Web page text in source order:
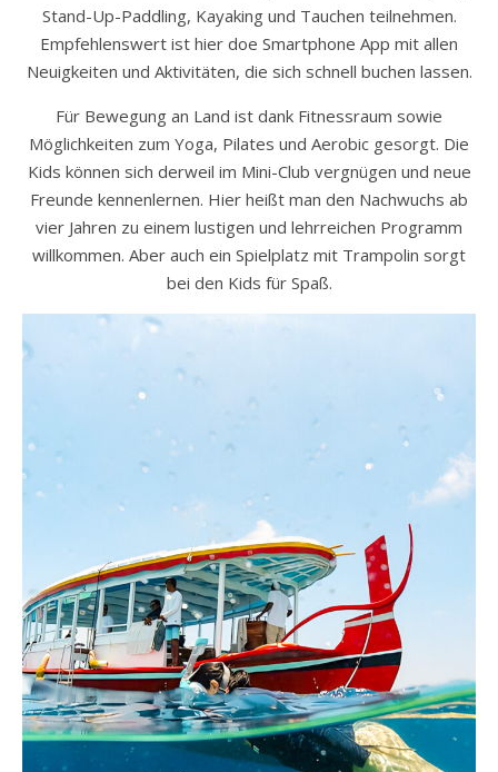
Stand-Up-Paddling, Kayaking und Tauchen teilnehmen.
Empfehlenswert ist hier doe Smartphone App mit allen
Neuigkeiten und Aktivitäten, die sich schnell buchen lassen.
Für Bewegung an Land ist dank Fitnessraum sowie
Möglichkeiten zum Yoga, Pilates und Aerobic gesorgt. Die
Kids können sich derweil im Mini-Club vergnügen und neue
Freunde kennenlernen. Hier heißt man den Nachwuchs ab
vier Jahren zu einem lustigen und lehrreichen Programm
willkommen. Aber auch ein Spielplatz mit Trampolin sorgt
bei den Kids für Spaß.